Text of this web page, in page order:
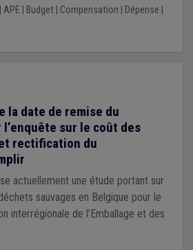
APE Budget| Compensation Dépense
la date de remise du
sur le coût des
rectification du
actuellement une étude portant sur
sauvages en Belgique pour le
interrégionale de l’Emballage et des